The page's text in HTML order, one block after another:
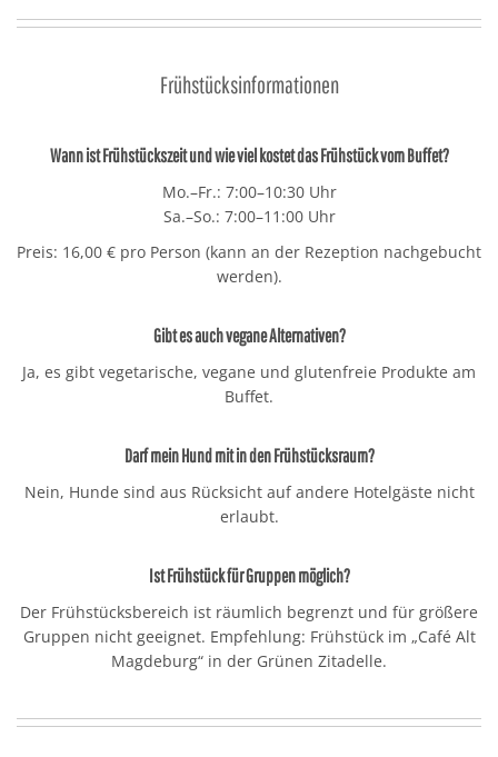
Frühstücksinformationen
Wann ist Frühstückszeit und wie viel kostet das Frühstück vom Buffet?
Mo.–Fr.: 7:00–10:30 Uhr
Sa.–So.: 7:00–11:00 Uhr
Preis: 16,00 € pro Person (kann an der Rezeption nachgebucht
werden).
Gibt es auch vegane Alternativen?
Ja, es gibt vegetarische, vegane und glutenfreie Produkte am
Buffet.
Darf mein Hund mit in den Frühstücksraum?
Nein, Hunde sind aus Rücksicht auf andere Hotelgäste nicht
erlaubt.
Ist Frühstück für Gruppen möglich?
Der Frühstücksbereich ist räumlich begrenzt und für größere
Gruppen nicht geeignet. Empfehlung: Frühstück im „Café Alt
Magdeburg“ in der Grünen Zitadelle.